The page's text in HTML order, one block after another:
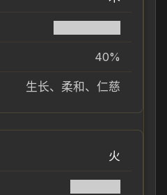
40%
生长、柔和、仁慈
火